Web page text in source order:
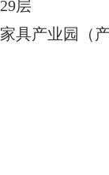
层
具产业园（